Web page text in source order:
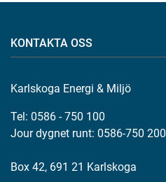
KONTAKTA OSS
Karlskoga Energi & Miljö
Tel: 0586 - 750 100
Jour dygnet runt: 0586-750 200
Box 42, 691 21 Karlskoga